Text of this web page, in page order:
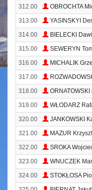
312.00 OBROCHTA
313.00 YASINSKYI
314.00
BIELECKI
315.00
SEWERYN
316.00
MICHALIK
317.00
318.00
319.00
WŁODARZ
320.00
JANKOWSKI
321.00
MAZUR
322.00
SROKA
323.00 WNUCZEK
324.00 STOKŁOSA